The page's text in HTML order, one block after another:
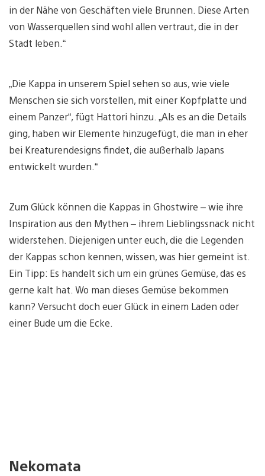
in der Nähe von Geschäften viele Brunnen. Diese Arten
von Wasserquellen sind wohl allen vertraut, die in der
Stadt leben.“
„Die Kappa in unserem Spiel sehen so aus, wie viele
Menschen sie sich vorstellen, mit einer Kopfplatte und
einem Panzer“, fügt Hattori hinzu. „Als es an die Details
ging, haben wir Elemente hinzugefügt, die man in eher
bei Kreaturendesigns findet, die außerhalb Japans
entwickelt wurden.“
Zum Glück können die Kappas in Ghostwire – wie ihre
Inspiration aus den Mythen – ihrem Lieblingssnack nicht
widerstehen. Diejenigen unter euch, die die Legenden
der Kappas schon kennen, wissen, was hier gemeint ist.
Ein Tipp: Es handelt sich um ein grünes Gemüse, das es
gerne kalt hat. Wo man dieses Gemüse bekommen
kann? Versucht doch euer Glück in einem Laden oder
einer Bude um die Ecke.
Nekomata